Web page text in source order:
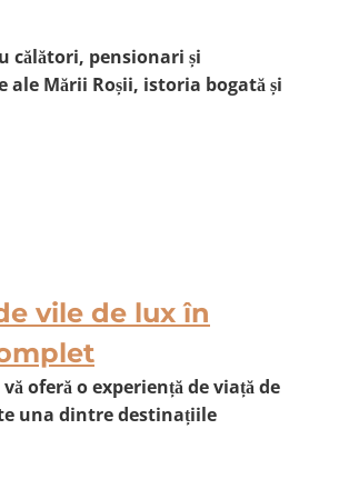
călători, pensionari și
Mării Roșii, istoria bogată și
vile de lux în
oferă o experiență de viață de
una dintre destinațiile